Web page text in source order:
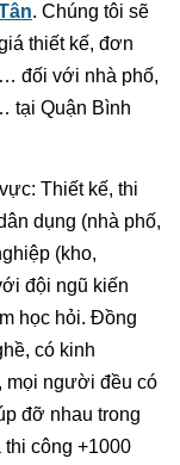
. Chúng tôi sẽ
thiết kế, đơn
đối với nhà phố,
tại Quận Bình
Thiết kế, thi
dụng (nhà phố,
(kho,
đội ngũ kiến
học hỏi. Đồng
có kinh
mọi người đều có
đỡ nhau trong
công +1000